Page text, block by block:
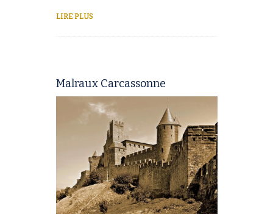
LIRE PLUS
Malraux Carcassonne